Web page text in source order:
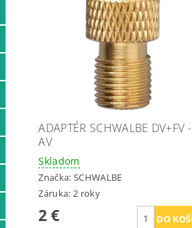
ADAPTÉR SCHWALBE DV+FV -
AV
Skladom
Značka: SCHWALBE
Záruka: 2 roky
2 €